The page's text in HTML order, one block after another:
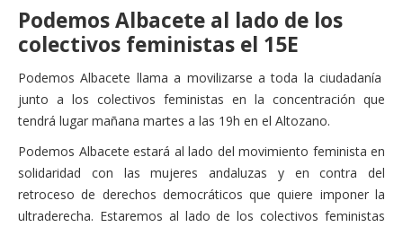
Instagram
Portavoz Municipal
Consejo Ciudadano Municipal
Actas Consejo Ciudadano
Actas Asamblea Ciudadana
Contacto
Financiación
Podemos Albacete al lado de los
colectivos feministas el 15E
Podemos Albacete llama a movilizarse a toda la ciudadanía
junto a los colectivos feministas en la concentración que
tendrá lugar mañana martes a las 19h en el Altozano.
Podemos Albacete estará al lado del movimiento feminista en
solidaridad con las mujeres andaluzas y en contra del
retroceso de derechos democráticos que quiere imponer la
ultraderecha. Estaremos al lado de los colectivos feministas